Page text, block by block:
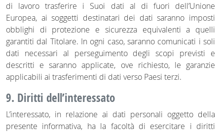
di lavoro trasferire i Suoi dati al di fuori dell’Unione
Europea, ai soggetti destinatari dei dati saranno imposti
obblighi di protezione e sicurezza equivalenti a quelli
garantiti dal Titolare. In ogni caso, saranno comunicati i soli
dati necessari al perseguimento degli scopi previsti e
descritti e saranno applicate, ove richiesto, le garanzie
applicabili ai trasferimenti di dati verso Paesi terzi.
9. Diritti dell’interessato
L’interessato, in relazione ai dati personali oggetto della
presente informativa, ha la facoltà di esercitare i diritti